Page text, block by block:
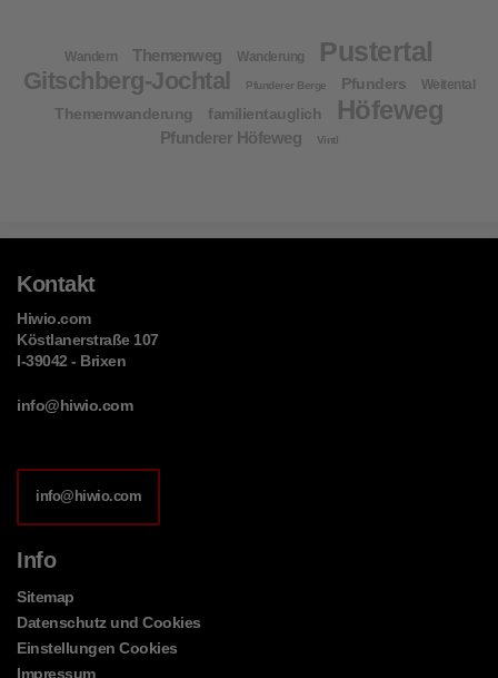
Wandern Themenweg Wanderung Pustertal
Gitschberg-Jochtal Pfunderer Berge Pfunders Weitental
Themenwanderung familientauglich Höfeweg
Pfunderer Höfeweg Vintl
Kontakt
Hiwio.com
Köstlanerstraße 107
I-39042 - Brixen
info@hiwio.com
info@hiwio.com
Info
Sitemap
Datenschutz und Cookies
Einstellungen Cookies
Impressum